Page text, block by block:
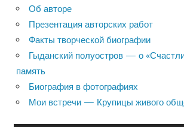
Об авторе
Презентация авторских работ
Факты творческой биографии
Гыданский полуостров — о
память
Биография в фотографиях
Мои встречи — Крупицы живого